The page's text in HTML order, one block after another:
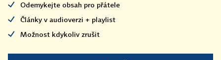
Odemykejte obsah pro přátele
Články v audioverzi + playlist
Možnost kdykoliv zrušit